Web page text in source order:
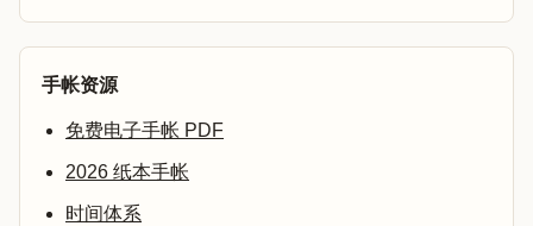
手帐资源
免费电子手帐 PDF
2026 纸本手帐
时间体系